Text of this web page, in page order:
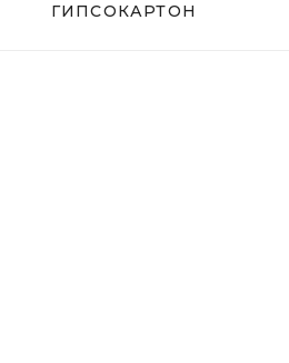
ГИПСОКАРТОН